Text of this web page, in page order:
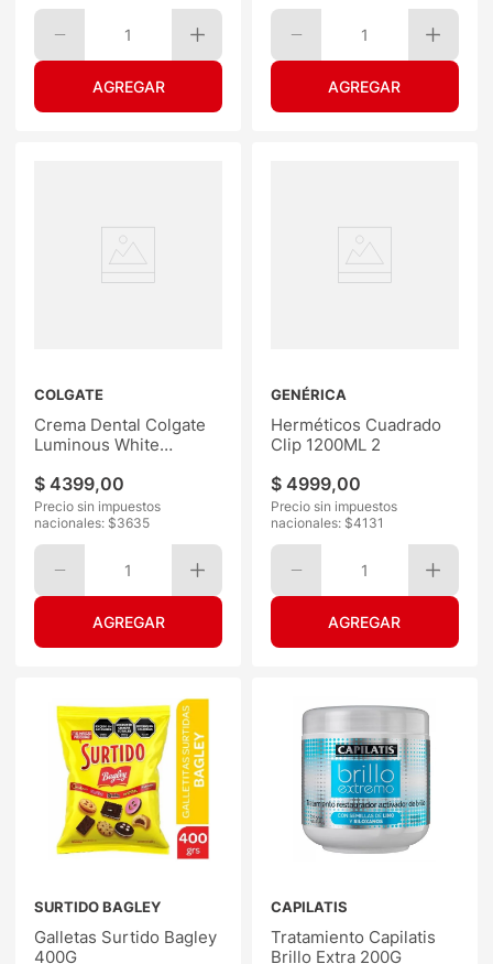
1 1
COLGATE
Crema Dental Colgate
Luminous White
$ 4399,00
Precio sin impuestos
nacionales: $3635
1
GENÉRICA
Herméticos Cuadrado
Clip 1200ML 2
$ 4999,00
Precio sin impuestos
nacionales: $4131
1
SURTIDO BAGLEY
Galletas Surtido Bagley
400G
CAPILATIS
Tratamiento Capilatis
Brillo Extra 200G